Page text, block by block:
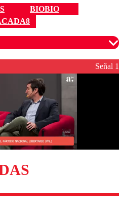
BIOBIO
para garantizar un
respetuoso.
Enviar comentario
Señal 1